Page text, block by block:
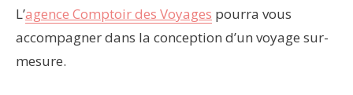
L’agence Comptoir des Voyages pourra vous
accompagner dans la conception d’un voyage sur-
mesure.